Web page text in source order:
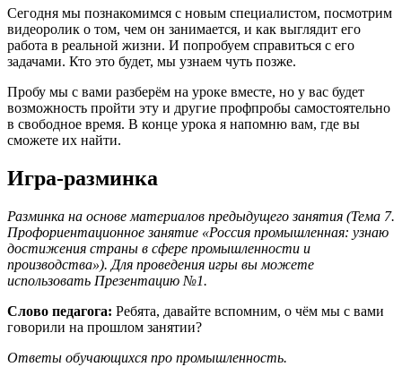
Сегодня мы познакомимся с новым специалистом, посмотрим
видеоролик о том, чем он занимается, и как выглядит его
работа в реальной жизни. И попробуем справиться с его
задачами. Кто это будет, мы узнаем чуть позже.
Пробу мы с вами разберём на уроке вместе, но у вас будет
возможность пройти эту и другие профпробы самостоятельно
в свободное время. В конце урока я напомню вам, где вы
сможете их найти.
Игра-разминка
Разминка на основе материалов предыдущего занятия (Тема 7.
Профориентационное занятие «Россия промышленная: узнаю
достижения страны в сфере промышленности и
производства»). Для проведения игры вы можете
использовать Презентацию №1.
Слово педагога: Ребята, давайте вспомним, о чём мы с вами
говорили на прошлом занятии?
Ответы обучающихся про промышленность.